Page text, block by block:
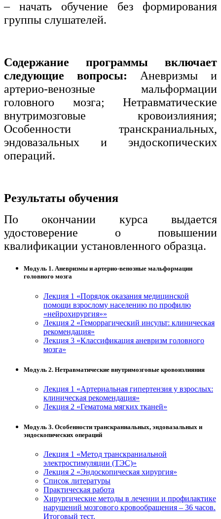
– начать обучение без формирования
группы слушателей.
Содержание программы включает
следующие вопросы: Аневризмы и
артерио-венозные мальформации
головного мозга; Нетравматические
внутримозговые кровоизлияния;
Особенности транскраниальных,
эндовазальных и эндоскопических
операций.
Результаты обучения
По окончании курса выдается
удостоверение о повышении
квалификации установленного образца.
Модуль 1. Аневризмы и артерио-венозные мальформации
головного мозга
Лекция 1 «Порядок оказания медицинской
помощи взрослому населению по профилю
«нейрохирургия»»
Лекция 2 «Геморрагический инсульт: клиническая
рекомендация»
Лекция 3 «Классификация аневризм головного
мозга»
Модуль 2. Нетравматические внутримозговые кровоизлияния
Лекция 1 «Артериальная гипертензия у взрослых:
клиническая рекомендация»
Лекция 2 «Гематома мягких тканей»
Модуль 3. Особенности транскраниальных, эндовазальных и
эндоскопических операций
Лекция 1 «Метод транскраниальной
электростимуляции (ТЭС)»
Лекция 2 «Эндоскопическая хирургия»
Список литературы
Практическая работа
Хирургические методы в лечении и профилактике
нарушений мозгового кровообращения – 36 часов.
Итоговый тест.